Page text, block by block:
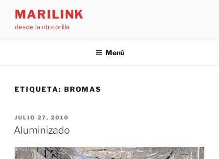
contenido
MARILINK
desde la otra orilla
Menú
ETIQUETA: BROMAS
PUBLICADO
EL
JULIO 27, 2010
Aluminizado